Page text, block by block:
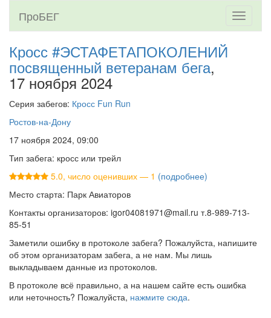
Toggle
ПроБЕГ
Кросс #ЭСТАФЕТАПОКОЛЕНИЙ
посвященный ветеранам бега,
17 ноября 2024
Серия забегов: Кросс Fun Run
Ростов-на-Дону
17 ноября 2024, 09:00
Тип забега: кросс или трейл
5.0, число оценивших — 1 (подробнее)
Место старта: Парк Авиаторов
Контакты организаторов: igor04081971@mail.ru т.8-989-713-
85-51
Заметили ошибку в протоколе забега? Пожалуйста, напишите
об этом организаторам забега, а не нам. Мы лишь
выкладываем данные из протоколов.
В протоколе всё правильно, а на нашем сайте есть ошибка
или неточность? Пожалуйста, нажмите сюда.